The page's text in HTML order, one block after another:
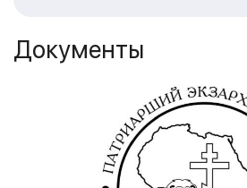
Документы